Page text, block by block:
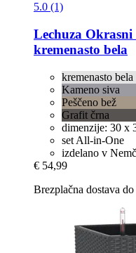
5.0 (1)
Lechuza Okrasni
kremenasto bela
kremenasto bela
Kameno siva
Peščeno bež
Grafit črna
dimenzije: 30 x
set All-in-One
izdelano v
€ 54,99
Brezplačna dostava